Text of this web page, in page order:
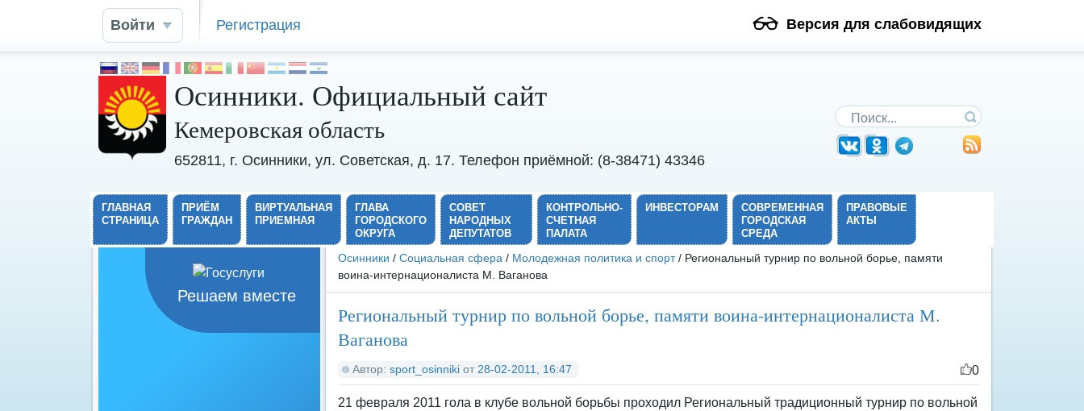
Версия для слабовидящих
Войти Регистрация
Поиск по сайту
Осинники. Официальный сайт
Кемеровская область
652811, г. Осинники, ул. Советская, д. 17. Телефон приёмной: (8-38471) 43346
ГЛАВНАЯ
СТРАНИЦА
ПРИЁМ
ГРАЖДАН
ВИРТУАЛЬНАЯ
ПРИЕМНАЯ
ГЛАВА
ГОРОДСКОГО
ОКРУГА
СОВЕТ
НАРОДНЫХ
ДЕПУТАТОВ
КОНТРОЛЬНО-
СЧЕТНАЯ
ПАЛАТА
ИНВЕСТОРАМ
СОВРЕМЕННАЯ
ГОРОДСКАЯ
СРЕДА
ПРАВОВЫЕ
АКТЫ
Осинники / Социальная сфера / Молодежная политика и спорт/ Региональный турнир по вольной борье, памяти
воина-интернационалиста М. Ваганова
Региональный турнир по вольной борье, памяти воина-интернационалиста М.
Ваганова
Автор: sport_osinniki от 28-02-2011, 16:47 0
21 февраля 2011 гола в клубе вольной борьбы проходил Региональный традиционный турнир по вольной
Решаем вместе